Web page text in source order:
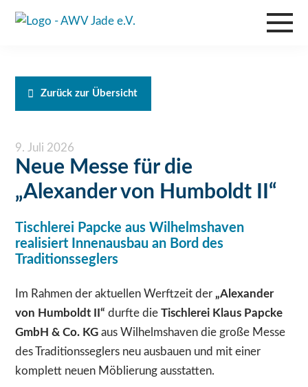
Zurück zur Übersicht
9. Juli 2026
Neue Messe für die
„Alexander von Humboldt II“
Tischlerei Papcke aus Wilhelmshaven
realisiert Innenausbau an Bord des
Traditionsseglers
Im Rahmen der aktuellen Werftzeit der„Alexander
von Humboldt II“ durfte dieTischlerei Klaus Papcke
GmbH & Co. KG aus Wilhelmshaven die große Messe
des Traditionsseglers neu ausbauen und mit einer
komplett neuen Möblierung ausstatten.